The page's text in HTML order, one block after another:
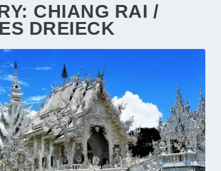
CHIANG RAI /
DREIECK